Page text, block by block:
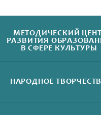
МЕТОДИЧЕСКИЙ
РАЗВИТИЯ
В СФЕРЕ КУЛЬТУРЫ
НАРОДНОЕ